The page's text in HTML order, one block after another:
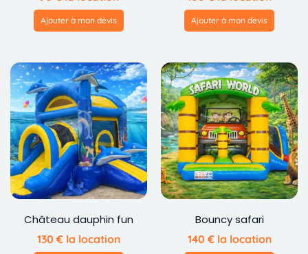
Ajouter à mon devis Ajouter à mon devis
Château dauphin fun
130 € la location
Bouncy safari
140 €la location